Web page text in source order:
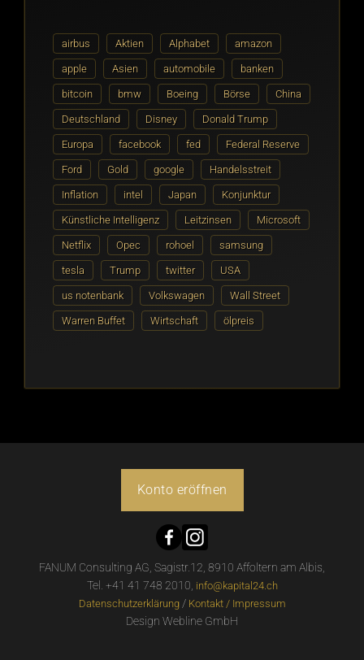
airbus Aktien Alphabet amazon
apple Asien automobile banken
bitcoin bmw Boeing Börse China
Deutschland Disney Donald Trump
Europa facebook fed Federal Reserve
Ford Gold google Handelsstreit
Inflation intel Japan Konjunktur
Künstliche Intelligenz Leitzinsen Microsoft
Netflix Opec rohoel samsung
tesla Trump twitter USA
us notenbank Volkswagen Wall Street
Warren Buffet Wirtschaft ölpreis
Konto eröffnen
FANUM Consulting AG, Sagistr.12, 8910 Affoltern am Albis,
Tel. +41 41 748 2010, info@kapital24.ch
Datenschutzerklärung/ Kontakt / Impressum
Design Webline GmbH